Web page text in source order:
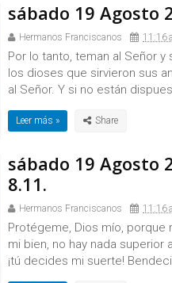
sábado 19 Agosto
Hermanos Franciscanos 11:16
Por lo tanto, teman al Señor
los dioses que sirvieron sus
al Señor. Y si no están
Leer más »
sábado 19 Agosto
8.11.
Hermanos Franciscanos 11:16
Protégeme, Dios mío, porque
mi bien, no hay nada superior
¡tú decides mi suerte!